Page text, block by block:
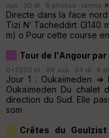
vus · 30 dl · 8 photos · Iannis
Directe dans la face
Tizi N’ Tacheddirt (3140
m) o Pour cette course
Tour de l'Angour
D+2250 m · 98 vus · 34 dl · 8
Jour 1 : Oukaïmeden
Oukaïmeden Du chalet
direction du Sud. Elle
som
Crêtes du